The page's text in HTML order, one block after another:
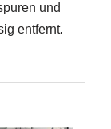
und
entfernt.